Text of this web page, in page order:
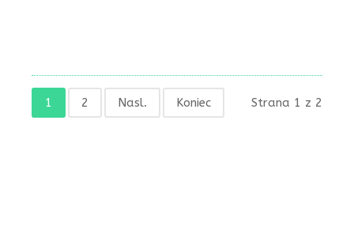
1 2 Nasl. Koniec Strana 1 z 2